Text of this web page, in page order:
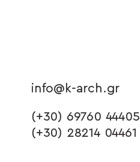
info@k-arch.gr
(+30) 69760 44405
(+30) 28214 04461